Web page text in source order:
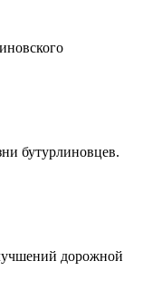
бутурлиновцев.
дорожной